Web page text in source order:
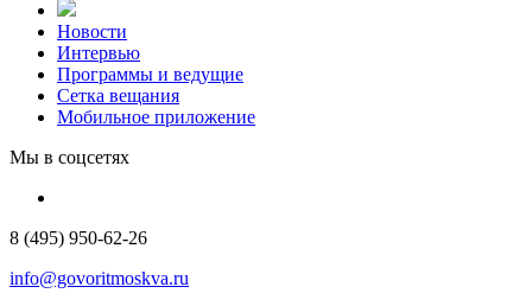
Новости
Интервью
Программы и ведущие
Сетка вещания
Мобильное приложение
Мы в соцсетях
8 (495) 950-62-26
info@govoritmoskva.ru